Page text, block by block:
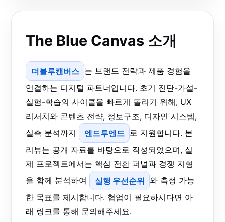
The Blue Canvas 소개
더블루캔버스 는 브랜드 전략과 제품 경험을
연결하는 디지털 파트너입니다. 초기 진단-가설-
실험-학습의 사이클을 빠르게 돌리기 위해, UX
리서치와 콘텐츠 전략, 정보구조, 디자인 시스템,
실측 분석까지
엔드투엔드 로 지원합니다. 본
리뷰는 공개 자료를 바탕으로 작성되었으며, 실
제 프로젝트에서는 핵심 전환 퍼널과 경쟁 지형
을 함께 분석하여
실행 우선순위 와 측정 가능
한 목표를 제시합니다. 협업이 필요하시다면 아
래 링크를 통해 문의해주세요.